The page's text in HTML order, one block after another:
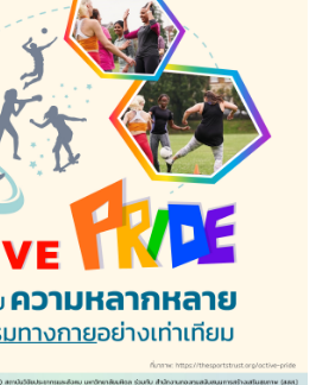
Blues, going into Monday
ขภาพดี เริ่มด้วยการมีกิจกรรม